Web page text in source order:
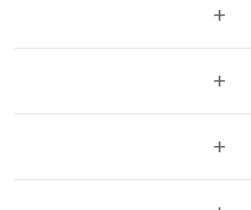
add
add
add